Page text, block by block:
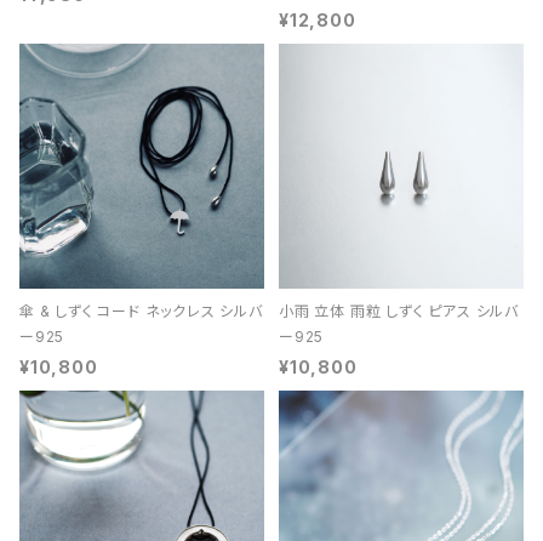
¥12,800
傘 & しずく コード ネックレス シルバ
ー925
¥10,800
小雨 立体 雨粒 しずく ピアス シルバ
ー925
¥10,800